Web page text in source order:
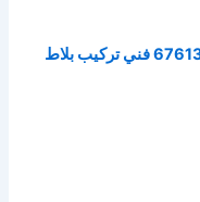
تركيب بلاط بأعلى جودة 67613790 فني تركيب بلاط